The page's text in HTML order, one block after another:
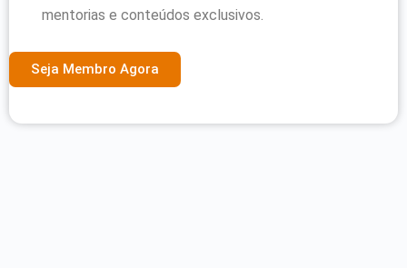
mentorias e conteúdos exclusivos.
Seja Membro Agora